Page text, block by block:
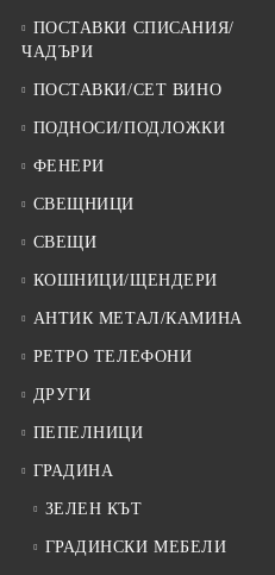
ПОСТАВКИ СПИСАНИЯ/
ЧАДЪРИ
ПОСТАВКИ/СЕТ ВИНО
ПОДНОСИ/ПОДЛОЖКИ
ФЕНЕРИ
СВЕЩНИЦИ
СВЕЩИ
КОШНИЦИ/ЩЕНДЕРИ
АНТИК МЕТАЛ/КАМИНА
РЕТРО ТЕЛЕФОНИ
ДРУГИ
ПЕПЕЛНИЦИ
ГРАДИНА
ЗЕЛЕН КЪТ
ГРАДИНСКИ МЕБЕЛИ